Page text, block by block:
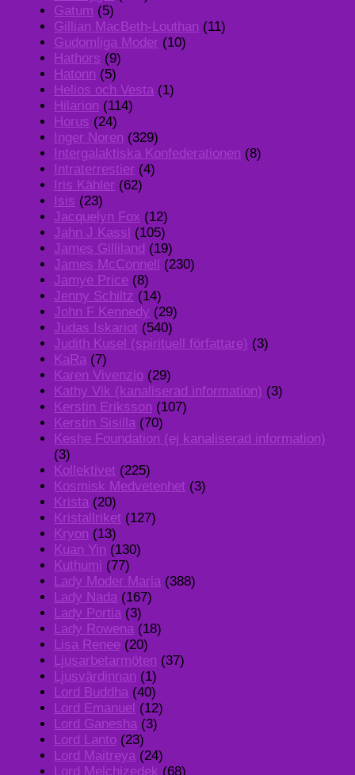
Gatum (5)
Gillian MacBeth-Louthan (11)
Gudomliga Moder (10)
Hathors (9)
Hatonn (5)
Helios och Vesta (1)
Hilarion (114)
Horus (24)
Inger Noren (329)
Intergalaktiska Konfederationen (8)
Intraterrestier (4)
Iris Kähler (62)
Isis (23)
Jacquelyn Fox (12)
Jahn J Kassl (105)
James Gilliland (19)
James McConnell
(230)
Jamye Price (8)
Jenny Schiltz (14)
John F Kennedy (29)
Judas Iskariot (540)
Judith Kusel (spirituell författare) (3)
KaRa (7)
Karen Vivenzio (29)
Kathy Vik (kanaliserad information) (3)
Kerstin Eriksson (107)
Kerstin Sisilla (70)
Keshe Foundation (ej kanaliserad information)
(3)
Kollektivet (225)
Kosmisk Medvetenhet (3)
Krista (20)
Kristallriket (127)
Kryon (13)
Kuan Yin (130)
Kuthumi (77)
Lady Moder Maria (388)
Lady Nada (167)
Lady Portia (3)
Lady Rowena (18)
Lisa Renee (20)
Ljusarbetarmöten (37)
Ljusvärdinnan (1)
Lord Buddha (40)
Lord Emanuel (12)
Lord Ganesha (3)
Lord Lanto (23)
Lord Maitreya (24)
Lord Melchizedek (68)